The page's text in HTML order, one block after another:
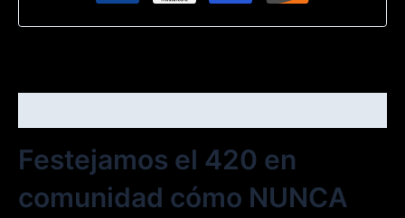
Festejamos el 420 en
comunidad cómo NUNCA